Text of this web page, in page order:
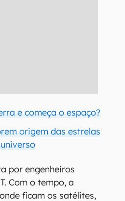
e começa o espaço?
origem das estrelas
por engenheiros
Com o tempo, a
ficam os satélites,